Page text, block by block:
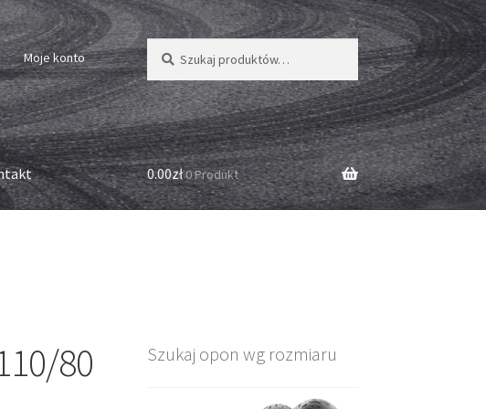
Moje konto
Szukaj:
Szukaj
0.00zł0 Produkt
80
Szukaj opon wg rozmiaru